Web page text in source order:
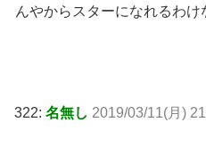
んやからスターになれるわけ
322: 名無し 2019/03/11(月)